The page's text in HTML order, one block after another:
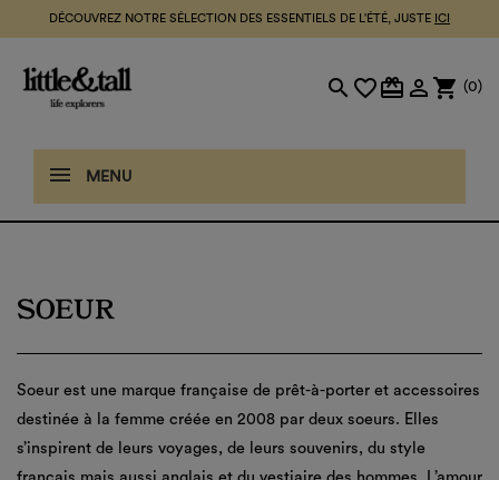
DÉCOUVREZ NOTRE SÉLECTION DES ESSENTIELS DE L'ÉTÉ, JUSTE ICI
search favorite_bordercard_giftcard  shopping_cart (0)
MENU
SOEUR
Soeur est une marque française de prêt-à-porter et accessoires
destinée à la femme créée en 2008 par deux soeurs. Elles
s’inspirent de leurs voyages, de leurs souvenirs, du style